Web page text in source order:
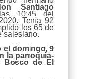
Santiago
10:45 del
Tenía 92
los 65 de
salesiano.
el domingo, 9
la parroquia-
Bosco de El